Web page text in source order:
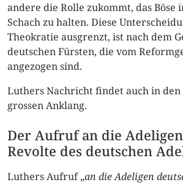
andere die Rolle zukommt, das Böse
Schach zu halten. Diese
Theokratie ausgrenzt, ist nach dem
deutschen Fürsten, die vom
angezogen sind.
Luthers Nachricht findet auch in
grossen Anklang.
Der Aufruf an die
Revolte des deutschen
Luthers Aufruf „an die Adeligen